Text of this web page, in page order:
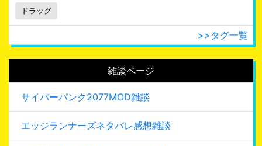
ドラッグ
>>タグ一覧
雑談ページ
サイバーパンク2077MOD雑談
エッジランナーズネタバレ感想雑談